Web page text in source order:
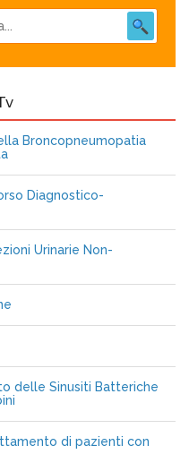
Broncopneumopatia
Diagnostico-
Urinarie Non-
delle Sinusiti Batteriche
di pazienti con